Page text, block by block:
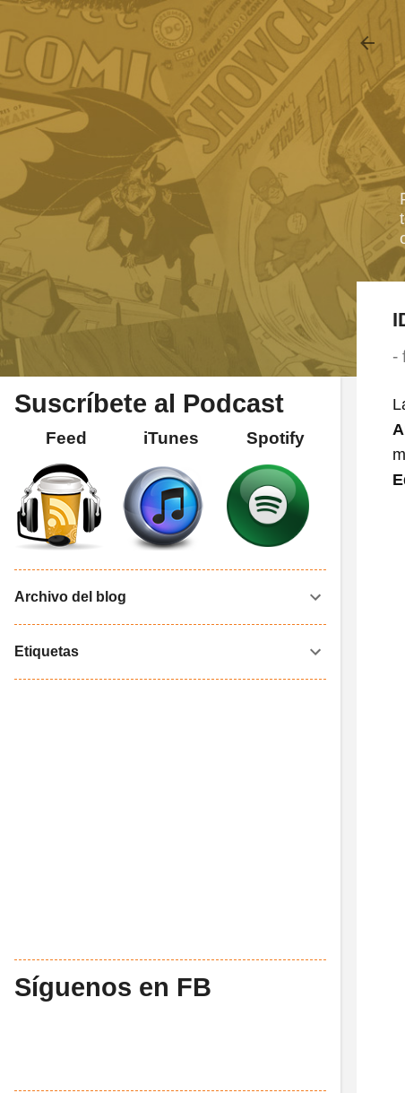
-
Suscríbete al Podcast
Feed iTunes Spotify
Archivo del blog
Etiquetas
Síguenos en FB